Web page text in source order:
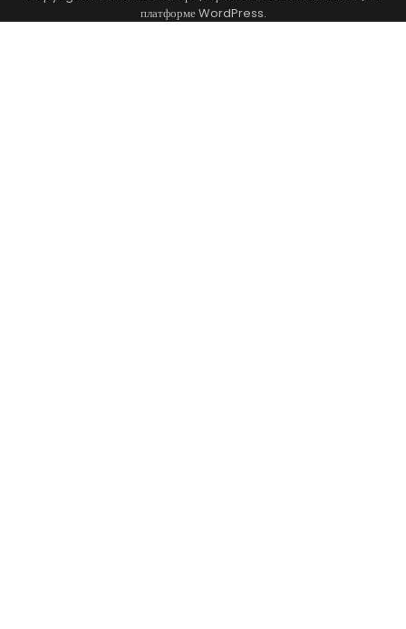
платформеWordPress.